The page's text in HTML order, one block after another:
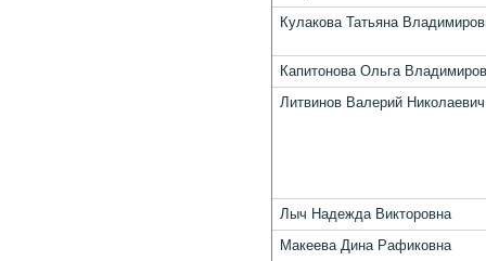
Кулакова Татьяна
Капитонова Ольга
Литвинов Валерий Николаевич
Лыч Надежда Викторовна
Макеева Дина Рафиковна